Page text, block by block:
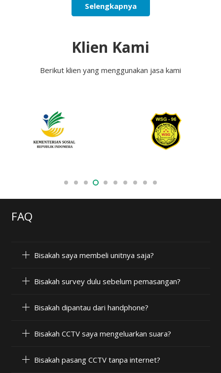
Selengkapnya
Klien Kami
Berikut klien yang menggunakan jasa kami
FAQ
Bisakah saya membeli unitnya saja?
Bisakah survey dulu sebelum pemasangan?
Bisakah dipantau dari handphone?
Bisakah CCTV saya mengeluarkan suara?
Bisakah pasang CCTV tanpa internet?